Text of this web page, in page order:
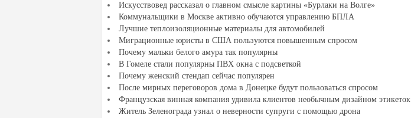
Искусствовед рассказал о главном смысле картины «Бурлаки на Волге»
Коммунальщики в Москве активно обучаются управлению БПЛА
Лучшие теплоизоляционные материалы для автомобилей
Миграционные юристы в США пользуются повышенным спросом
Почему мальки белого амура так популярны
В Гомеле стали популярны ПВХ окна с подсветкой
Почему женский стендап сейчас популярен
После мирных переговоров дома в Донецке будут пользоваться спросом
Французская винная компания удивила клиентов необычным дизайном этикеток
Житель Зеленограда узнал о неверности супруги с помощью дрона